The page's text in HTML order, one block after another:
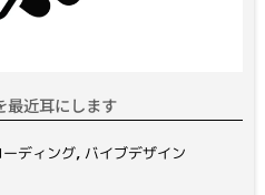
最近耳にします
ディング, バイブデザイン